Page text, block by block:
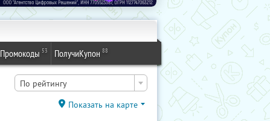
Промокоды 53 ПолучиКупон 88
По рейтингу
Показать на карте